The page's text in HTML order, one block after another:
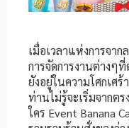
เมื่อเวลาแห่งการจา
การจัดการงานต่างๆ
ยังอยู่ในความโศกเศ
ท่านไม่รู้จะเริ่มจากต
ใคร Event Banana